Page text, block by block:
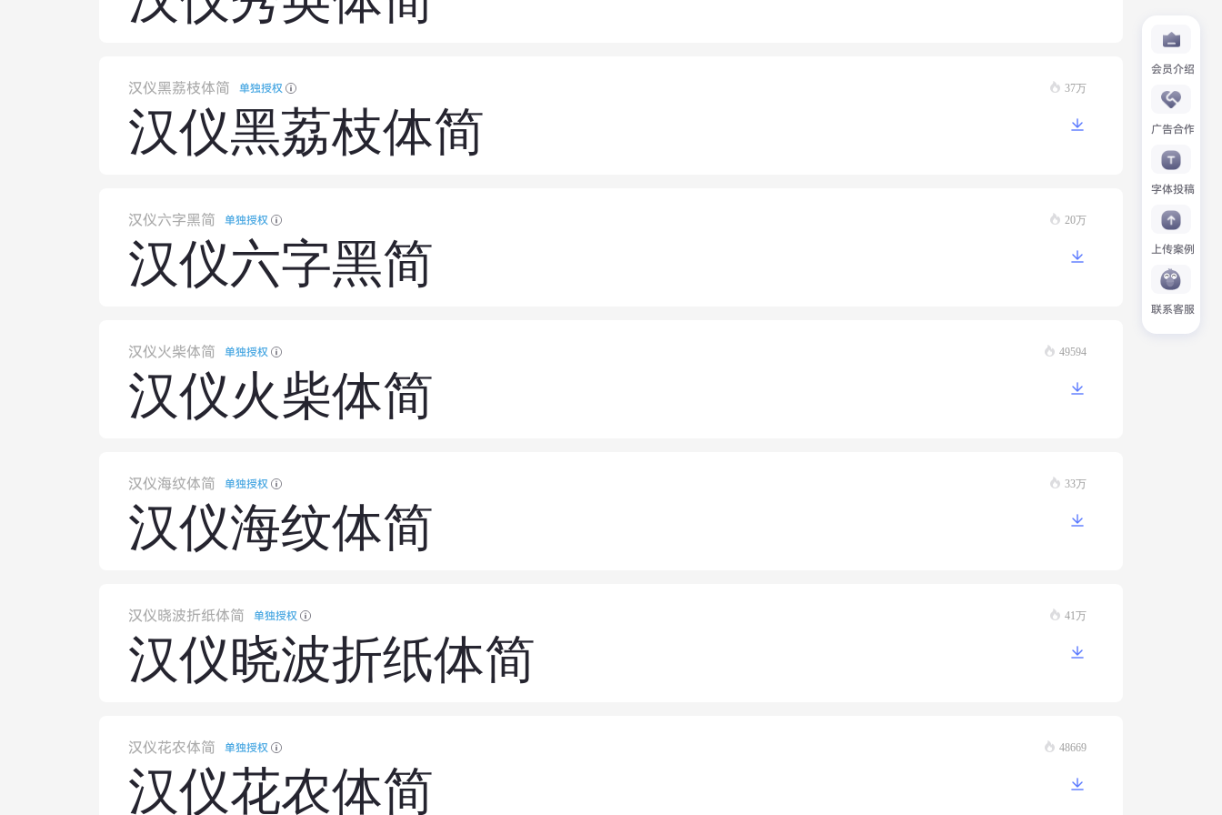
会员介绍
广告合作
字体投稿
上传案例
联系客服
汉仪黑荔枝体简 单独授权
汉仪黑荔枝体简
37万
汉仪六字黑简 单独授权
汉仪六字黑简
20万
汉仪火柴体简 单独授权
汉仪火柴体简
49594
汉仪海纹体简 单独授权
汉仪海纹体简
33万
汉仪晓波折纸体简 单独授权
汉仪晓波折纸体简
41万
汉仪花农体简 单独授权
汉仪花农体简
48669